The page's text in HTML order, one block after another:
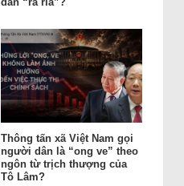
Thông tấn xã Việt Nam gọi
người dân là “ong ve” theo
ngôn từ trịch thượng của
Tô Lâm?